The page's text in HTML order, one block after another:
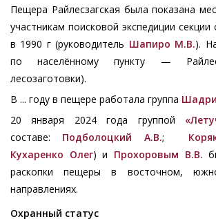
Пещера Райлесзагская была показана
участникам поисковой экспедиции
в 1990 г (руководитель Шапиро М.В.).
по населённому пункту —
лесозаготовки).
В ... году в пещере работала группа
20 января 2024 года группой
составе: Подболоцкий А.В.;
Кухаренко Олег) и Прохоровым В.В.
раскопки пещеры в восточном,
направлениях.
Охранный статус